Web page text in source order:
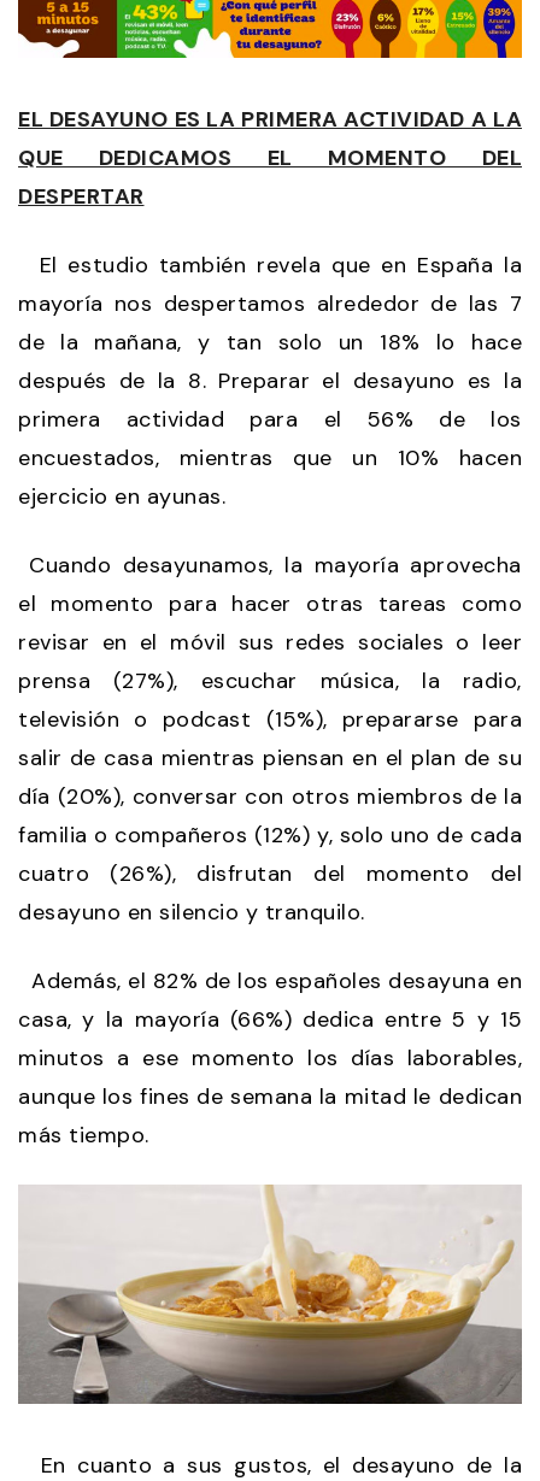
EL DESAYUNO ES LA PRIMERA ACTIVIDAD A LA
QUE DEDICAMOS EL MOMENTO DEL
DESPERTAR
El estudio también revela que en España la
mayoría nos despertamos alrededor de las 7
de la mañana, y tan solo un 18% lo hace
después de la 8. Preparar el desayuno es la
primera actividad para el 56% de los
encuestados, mientras que un 10% hacen
ejercicio en ayunas.
Cuando desayunamos, la mayoría aprovecha
el momento para hacer otras tareas como
revisar en el móvil sus redes sociales o leer
prensa (27%), escuchar música, la radio,
televisión o podcast (15%), prepararse para
salir de casa mientras piensan en el plan de su
día (20%), conversar con otros miembros de la
familia o compañeros (12%) y, solo uno de cada
cuatro (26%), disfrutan del momento del
desayuno en silencio y tranquilo.
Además, el 82% de los españoles desayuna en
casa, y la mayoría (66%) dedica entre 5 y 15
minutos a ese momento los días laborables,
aunque los fines de semana la mitad le dedican
más tiempo.
En cuanto a sus gustos, el desayuno de la